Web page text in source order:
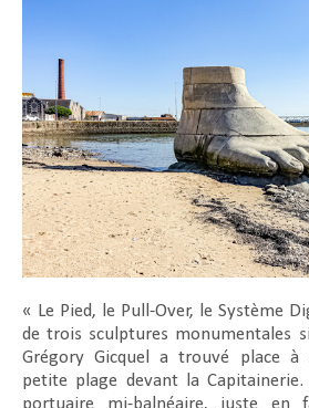
« Le Pied, le Pull-Over, le Système
de trois sculptures monumentales
Grégory Gicquel a trouvé place à
petite plage devant la